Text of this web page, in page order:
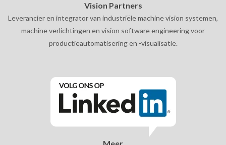
Vision Partners
Leverancier en integrator van industriële machine vision systemen,
machine verlichtingen en vision software engineering voor
productieautomatisering en -visualisatie.